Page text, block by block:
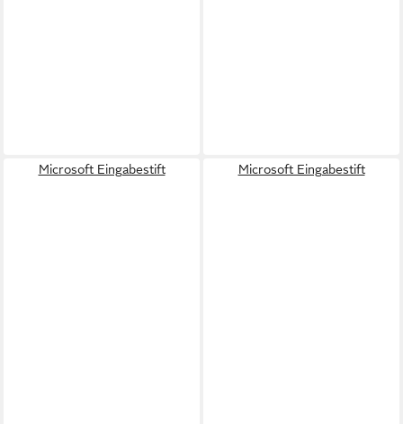
Microsoft Eingabestift Microsoft Eingabestift